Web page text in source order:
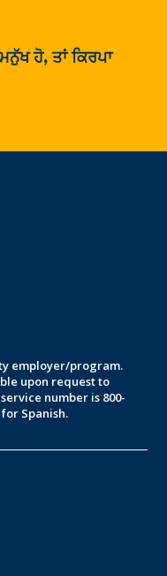
ਹੋ, ਤਾਂ ਕਿਰਪਾ
employer/program.
upon request to
number is 800-
for Spanish.